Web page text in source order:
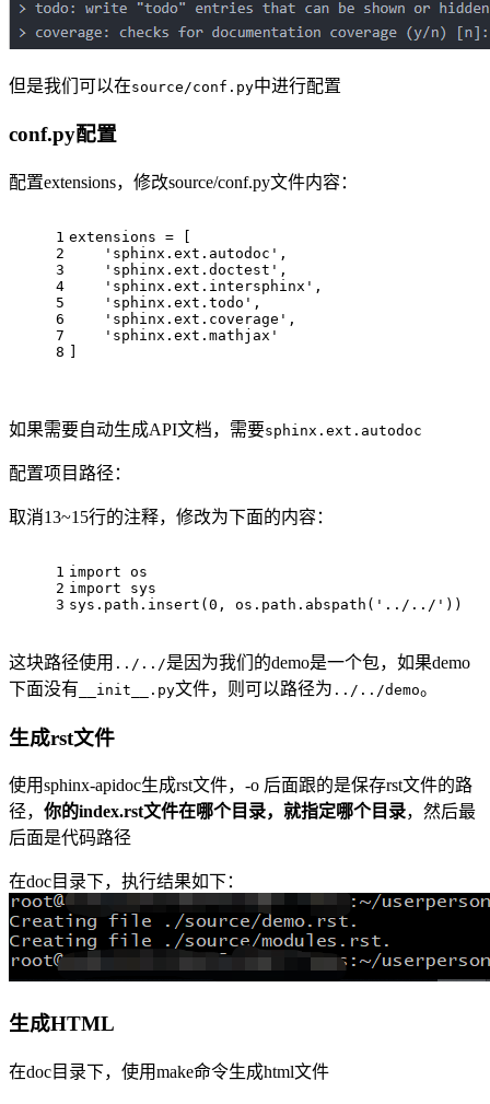
但是我们可以在source/conf.py中进行配置
conf.py配置
配置extensions，修改source/conf.py文件内容：
1
2
3
4
5
6
7
8
extensions = [
'sphinx.ext.autodoc' ,
'sphinx.ext.doctest' ,
'sphinx.ext.intersphinx' ,
'sphinx.ext.todo' ,
'sphinx.ext.coverage' ,
'sphinx.ext.mathjax'
如果需要自动生成API文档，需要sphinx.ext.autodoc
配置项目路径：
取消13~15行的注释，修改为下面的内容：
1
2
3
import os
import sys
sys.path.insert( 0 , os.path.abspath( '../../' ))
这块路径使用 ../../是因为我们的demo是一个包，如果demo
下面没有 __init__.py文件，则可以路径为 ../../demo。
生成rst文件
使用sphinx-apidoc生成rst文件，-o 后面跟的是保存rst文件的路
径， 你的index.rst文件在哪个目录，就指定哪个目录，然后最
后面是代码路径
在doc目录下，执行结果如下：
生成HTML
在doc目录下，使用make命令生成html文件